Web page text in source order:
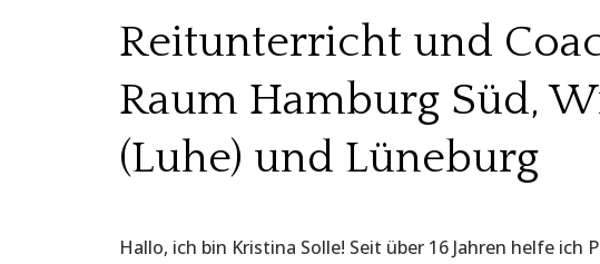
Reitunterricht und
Raum Hamburg Süd,
(Luhe) und Lüneburg
Hallo, ich bin Kristina Solle! Seit über 16 Jahren helfe ich